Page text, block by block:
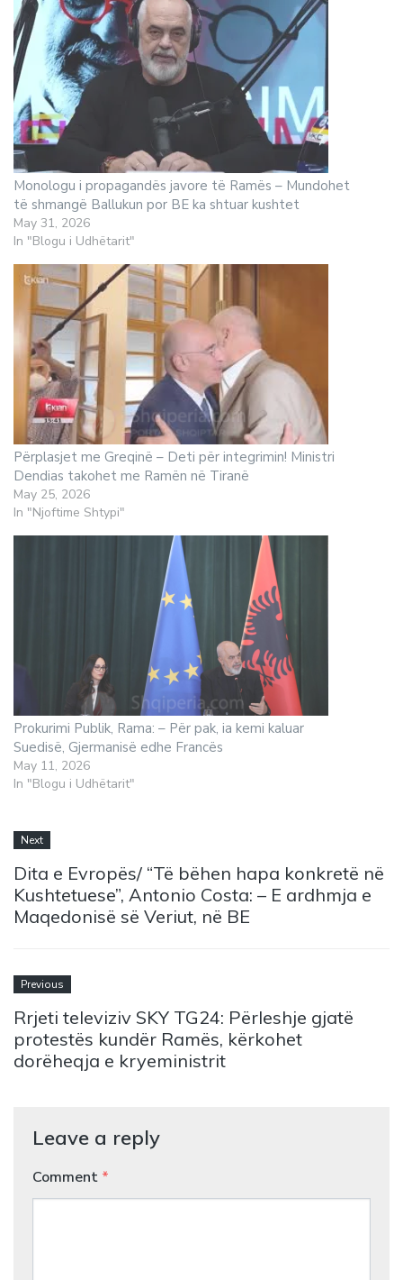
Monologu i propagandës javore të Ramës – Mundohet
të shmangë Ballukun por BE ka shtuar kushtet
May 31, 2026
In "Blogu i Udhëtarit"
Përplasjet me Greqinë – Deti për integrimin! Ministri
Dendias takohet me Ramën në Tiranë
May 25, 2026
In "Njoftime Shtypi"
Prokurimi Publik, Rama: – Për pak, ia kemi kaluar
Suedisë, Gjermanisë edhe Francës
May 11, 2026
In "Blogu i Udhëtarit"
Next
Dita e Evropës/ “Të bëhen hapa konkretë në
Kushtetuese”, Antonio Costa: – E ardhmja e
Maqedonisë së Veriut, në BE
Previous
Rrjeti televiziv SKY TG24: Përleshje gjatë
protestës kundër Ramës, kërkohet
dorëheqja e kryeministrit
Leave a reply
Comment *